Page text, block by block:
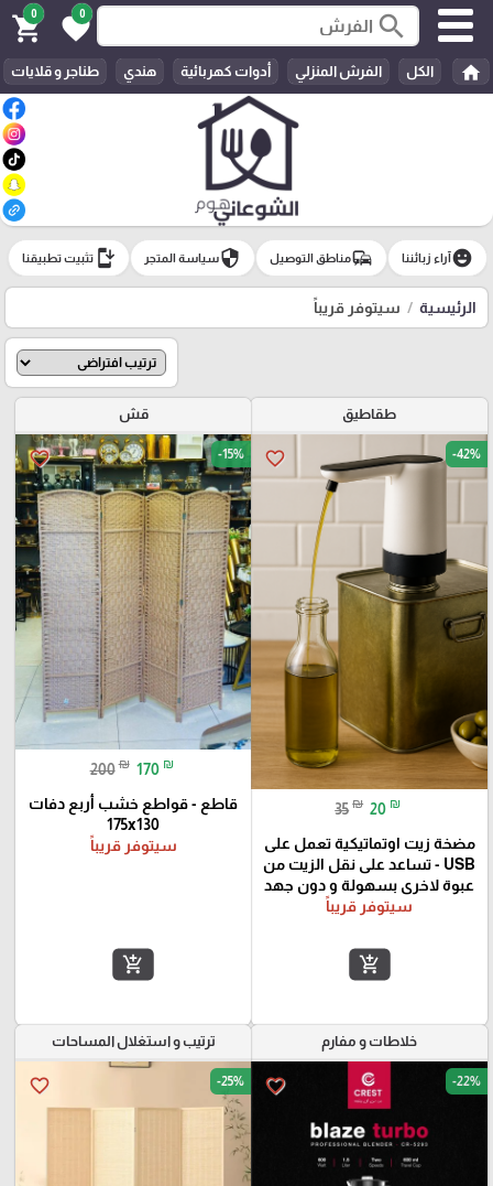
search
0
favorite
0
shopping_cart
home الكل الفرش المنزلي أدوات كهربائية هندي طناجر و قلايات
emoji_emotionsآراء زبائننا commuteمناطق التوصيل securityسياسة المتجر install_mobile تثبيت تطبيقنا
الرئيسية سيتوفر قريباً
طقاطيق
favorite_border -42%
35 ₪ 20 ₪
مضخة زيت اوتماتيكية تعمل على
USB - تساعد على نقل الزيت من
عبوة لاخرى بسهولة و دون جهد
سيتوفر قريباً
add_shopping_cart
قش
favorite_border -15%
200 ₪ 170 ₪
قاطع - قواطع خشب أربع دفات
175x130
سيتوفر قريباً
add_shopping_cart
خلاطات و مفارم
favorite_border -22%
ترتيب و استغلال المساحات
favorite_border -25%